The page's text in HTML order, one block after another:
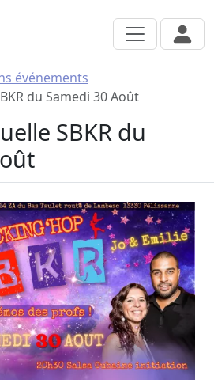
événements
du Samedi 30 Août
SBKR du